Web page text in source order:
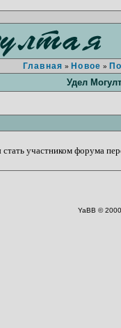
Главная » Новое »
Удел
участником форума
YaBB ©